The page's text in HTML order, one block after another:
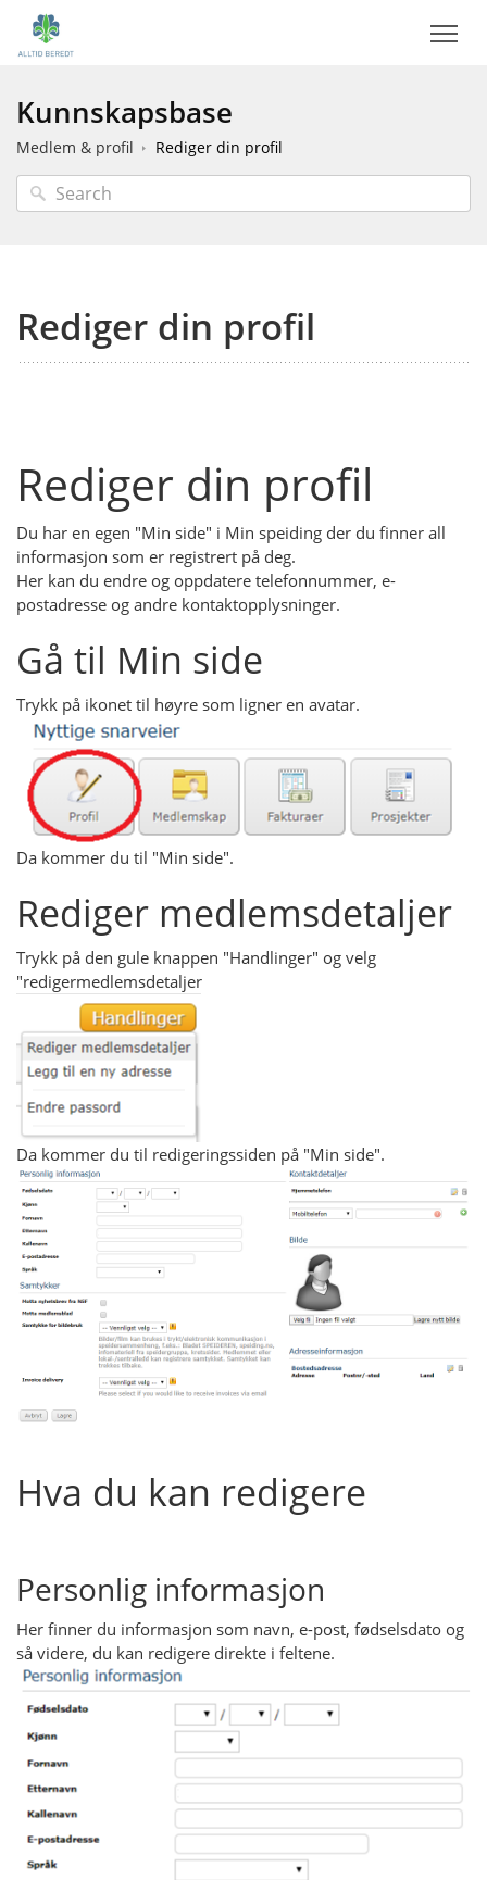
Kunnskapsbase
Medlem & profil Rediger din profil
Rediger din profil
Rediger din profil
Du har en egen "Min side" i Min speiding der du finner all
informasjon som er registrert på deg.
Her kan du endre og oppdatere telefonnummer, e-
postadresse og andre kontaktopplysninger.
Gå til Min side
Trykk på ikonet til høyre som ligner en avatar.
Da kommer du til "Min side".
Rediger medlemsdetaljer
Trykk på den gule knappen "Handlinger" og velg
"redigermedlemsdetaljer
Da kommer du til redigeringssiden på "Min side".
Hva du kan redigere
Personlig informasjon
Her finner du informasjon som navn, e-post, fødselsdato og
så videre, du kan redigere direkte i feltene.